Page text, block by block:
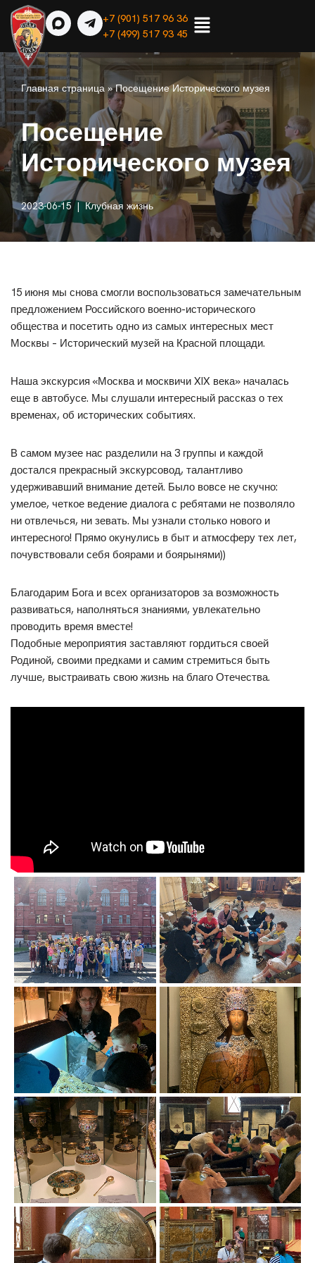
Перейти
к
содержимому
+7 (901) 517 96 36
+7 (499) 517 93 45
Главная страница »Посещение Исторического музея
Посещение
Исторического музея
2023-06-15 Клубная жизнь
15 июня мы снова смогли воспользоваться замечательным
предложением Российского военно-исторического
общества и посетить одно из самых интересных мест
Москвы – Исторический музей на Красной площади.
Наша экскурсия «Москва и москвичи XIX века» началась
еще в автобусе. Мы слушали интересный рассказ о тех
временах, об исторических событиях.
В самом музее нас разделили на 3 группы и каждой
достался прекрасный экскурсовод, талантливо
удерживавший внимание детей. Было вовсе не скучно:
умелое, четкое ведение диалога с ребятами не позволяло
ни отвлечься, ни зевать. Мы узнали столько нового и
интересного! Прямо окунулись в быт и атмосферу тех лет,
почувствовали себя боярами и боярынями))
Благодарим Бога и всех организаторов за возможность
развиваться, наполняться знаниями, увлекательно
проводить время вместе!
Подобные мероприятия заставляют гордиться своей
Родиной, своими предками и самим стремиться быть
лучше, выстраивать свою жизнь на благо Отечества.